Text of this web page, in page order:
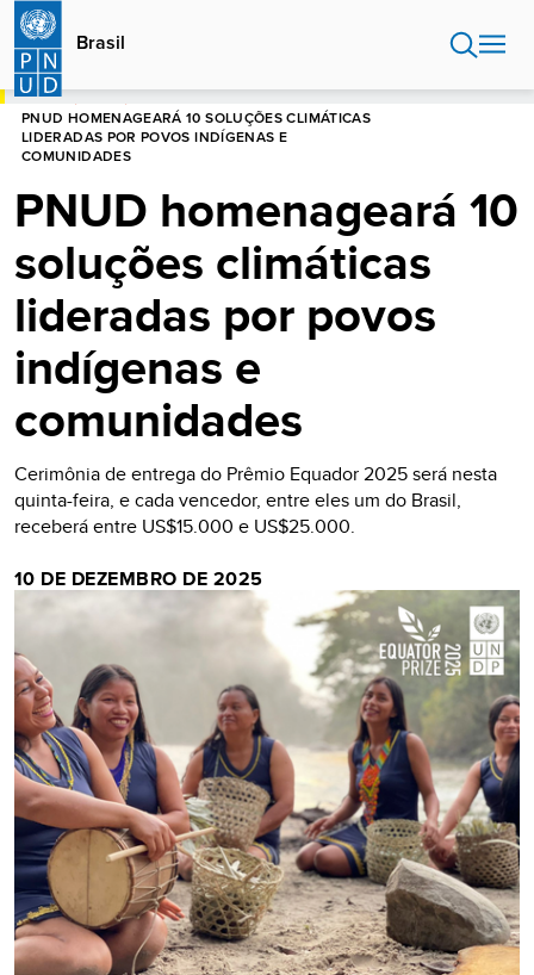
Passar
para
conteúdo
principal
Brasil
INÍCIO
PNUD HOMENAGEARÁ 10 SOLUÇÕES CLIMÁTICAS
LIDERADAS POR POVOS INDÍGENAS E
COMUNIDADES
PNUD homenageará 10
soluções climáticas
lideradas por povos
indígenas e
comunidades
Cerimônia de entrega do Prêmio Equador 2025 será nesta
quinta-feira, e cada vencedor, entre eles um do Brasil,
receberá entre US$15.000 e US$25.000.
10 DE DEZEMBRO DE 2025